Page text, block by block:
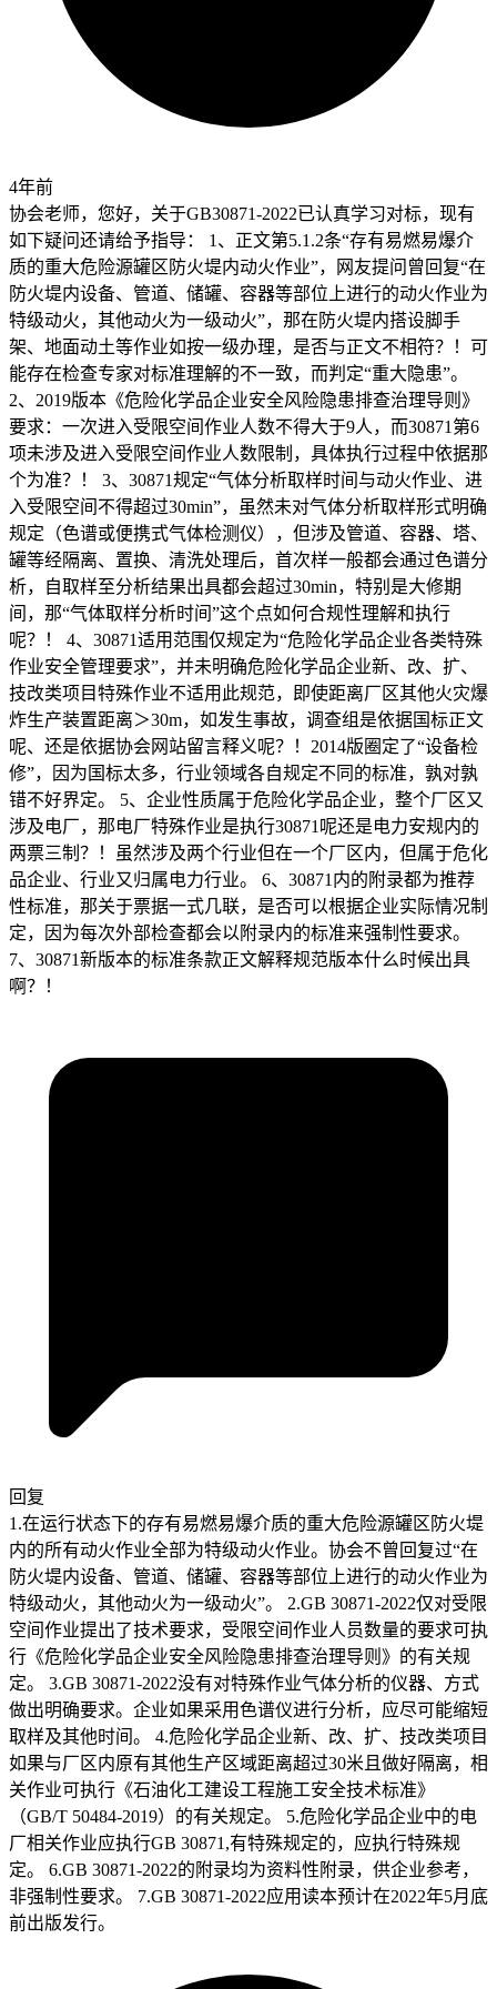
4年前
协会老师，您好，关于GB30871-2022已认真学习对标，现有
如下疑问还请给予指导： 1、正文第5.1.2条“存有易燃易爆介
质的重大危险源罐区防火堤内动火作业”，网友提问曾回复“在
防火堤内设备、管道、储罐、容器等部位上进行的动火作业为
特级动火，其他动火为一级动火”，那在防火堤内搭设脚手
架、地面动土等作业如按一级办理，是否与正文不相符？！可
能存在检查专家对标准理解的不一致，而判定“重大隐患”。
2、2019版本《危险化学品企业安全风险隐患排查治理导则》
要求：一次进入受限空间作业人数不得大于9人，而30871第6
项未涉及进入受限空间作业人数限制，具体执行过程中依据那
个为准？！ 3、30871规定“气体分析取样时间与动火作业、进
入受限空间不得超过30min”，虽然未对气体分析取样形式明确
规定（色谱或便携式气体检测仪），但涉及管道、容器、塔、
罐等经隔离、置换、清洗处理后，首次样一般都会通过色谱分
析，自取样至分析结果出具都会超过30min，特别是大修期
间，那“气体取样分析时间”这个点如何合规性理解和执行
呢？！ 4、30871适用范围仅规定为“危险化学品企业各类特殊
作业安全管理要求”，并未明确危险化学品企业新、改、扩、
技改类项目特殊作业不适用此规范，即使距离厂区其他火灾爆
炸生产装置距离＞30m，如发生事故，调查组是依据国标正文
呢、还是依据协会网站留言释义呢？！2014版圈定了“设备检
修”，因为国标太多，行业领域各自规定不同的标准，孰对孰
错不好界定。 5、企业性质属于危险化学品企业，整个厂区又
涉及电厂，那电厂特殊作业是执行30871呢还是电力安规内的
两票三制？！虽然涉及两个行业但在一个厂区内，但属于危化
品企业、行业又归属电力行业。 6、30871内的附录都为推荐
性标准，那关于票据一式几联，是否可以根据企业实际情况制
定，因为每次外部检查都会以附录内的标准来强制性要求。
7、30871新版本的标准条款正文解释规范版本什么时候出具
啊？！
回复
1.在运行状态下的存有易燃易爆介质的重大危险源罐区防火堤
内的所有动火作业全部为特级动火作业。协会不曾回复过“在
防火堤内设备、管道、储罐、容器等部位上进行的动火作业为
特级动火，其他动火为一级动火”。 2.GB 30871-2022仅对受限
空间作业提出了技术要求，受限空间作业人员数量的要求可执
行《危险化学品企业安全风险隐患排查治理导则》的有关规
定。 3.GB 30871-2022没有对特殊作业气体分析的仪器、方式
做出明确要求。企业如果采用色谱仪进行分析，应尽可能缩短
取样及其他时间。 4.危险化学品企业新、改、扩、技改类项目
如果与厂区内原有其他生产区域距离超过30米且做好隔离，相
关作业可执行《石油化工建设工程施工安全技术标准》
（GB/T 50484-2019）的有关规定。 5.危险化学品企业中的电
厂相关作业应执行GB 30871,有特殊规定的，应执行特殊规
定。 6.GB 30871-2022的附录均为资料性附录，供企业参考，
非强制性要求。 7.GB 30871-2022应用读本预计在2022年5月底
前出版发行。